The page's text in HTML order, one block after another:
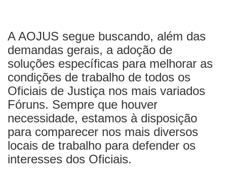
A AOJUS segue buscando, além das
demandas gerais, a adoção de
soluções específicas para melhorar as
condições de trabalho de todos os
Oficiais de Justiça nos mais variados
Fóruns. Sempre que houver
necessidade, estamos à disposição
para comparecer nos mais diversos
locais de trabalho para defender os
interesses dos Oficiais.